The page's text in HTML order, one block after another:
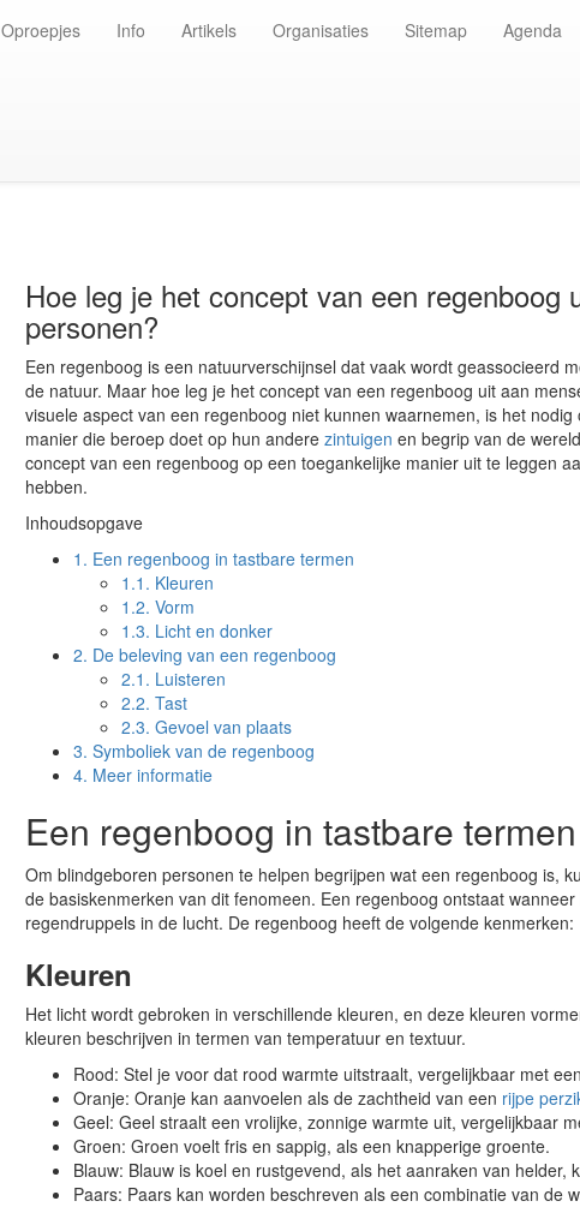
Oproepjes Info Artikels Organisaties Sitemap Agenda
Hoe leg je het concept van een regenboog
personen?
Een regenboog is een natuurverschijnsel dat vaak wordt geassocieerd
de natuur. Maar hoe leg je het concept van een regenboog uit aan
visuele aspect van een regenboog niet kunnen waarnemen, is het
manier die beroep doet op hun andere zintuigen en begrip van de
concept van een regenboog op een toegankelijke manier uit te leggen
hebben.
Inhoudsopgave
1. Een regenboog in tastbare termen
1.1. Kleuren
1.2. Vorm
1.3. Licht en donker
2. De beleving van een regenboog
2.1. Luisteren
2.2. Tast
2.3. Gevoel van plaats
3. Symboliek van de regenboog
4. Meer informatie
Een regenboog in tastbare termen
Om blindgeboren personen te helpen begrijpen wat een regenboog is,
de basiskenmerken van dit fenomeen. Een regenboog ontstaat
regendruppels in de lucht. De regenboog heeft de volgende kenmerken:
Kleuren
Het licht wordt gebroken in verschillende kleuren, en deze kleuren
kleuren beschrijven in termen van temperatuur en textuur.
Rood: Stel je voor dat rood warmte uitstraalt, vergelijkbaar met
Oranje: Oranje kan aanvoelen als de zachtheid van een rijpe
Geel: Geel straalt een vrolijke, zonnige warmte uit, vergelijkbaar
Groen: Groen voelt fris en sappig, als een knapperige groente.
Blauw: Blauw is koel en rustgevend, als het aanraken van helder,
Paars: Paars kan worden beschreven als een combinatie van de